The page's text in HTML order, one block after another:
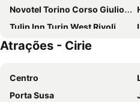
Novotel Torino Corso Giulio Cesare
Tulip Inn Turin West Rivoli
Hotel Adalesia
Royal Torino
Hotel Diplomatic
Atrações - Cirie
Centro
Porta Susa